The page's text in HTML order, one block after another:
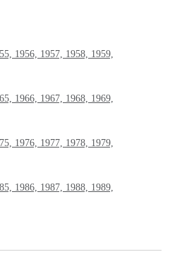
1956, 1957, 1958, 1959,
1966, 1967, 1968, 1969,
1976, 1977, 1978, 1979,
1986, 1987, 1988, 1989,